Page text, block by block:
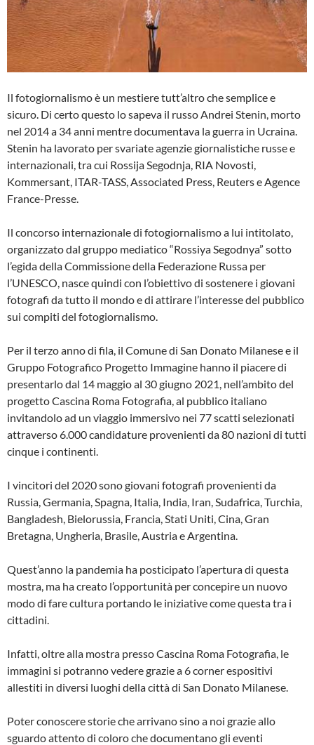
Il fotogiornalismo è un mestiere tutt’altro che semplice e
sicuro. Di certo questo lo sapeva il russo Andrei Stenin, morto
nel 2014 a 34 anni mentre documentava la guerra in Ucraina.
Stenin ha lavorato per svariate agenzie giornalistiche russe e
internazionali, tra cui Rossija Segodnja, RIA Novosti,
Kommersant, ITAR-TASS, Associated Press, Reuters e Agence
France-Presse.
Il concorso internazionale di fotogiornalismo a lui intitolato,
organizzato dal gruppo mediatico “Rossiya Segodnya” sotto
l’egida della Commissione della Federazione Russa per
l’UNESCO, nasce quindi con l’obiettivo di sostenere i giovani
fotografi da tutto il mondo e di attirare l’interesse del pubblico
sui compiti del fotogiornalismo.
Per il terzo anno di fila, il Comune di San Donato Milanese e il
Gruppo Fotografico Progetto Immagine hanno il piacere di
presentarlo dal 14 maggio al 30 giugno 2021, nell’ambito del
progetto Cascina Roma Fotografia, al pubblico italiano
invitandolo ad un viaggio immersivo nei 77 scatti selezionati
attraverso 6.000 candidature provenienti da 80 nazioni di tutti
cinque i continenti.
I vincitori del 2020 sono giovani fotografi provenienti da
Russia, Germania, Spagna, Italia, India, Iran, Sudafrica, Turchia,
Bangladesh, Bielorussia, Francia, Stati Uniti, Cina, Gran
Bretagna, Ungheria, Brasile, Austria e Argentina.
Quest’anno la pandemia ha posticipato l’apertura di questa
mostra, ma ha creato l’opportunità per concepire un nuovo
modo di fare cultura portando le iniziative come questa tra i
cittadini.
Infatti, oltre alla mostra presso Cascina Roma Fotografia, le
immagini si potranno vedere grazie a 6 corner espositivi
allestiti in diversi luoghi della città di San Donato Milanese.
Poter conoscere storie che arrivano sino a noi grazie allo
sguardo attento di coloro che documentano gli eventi